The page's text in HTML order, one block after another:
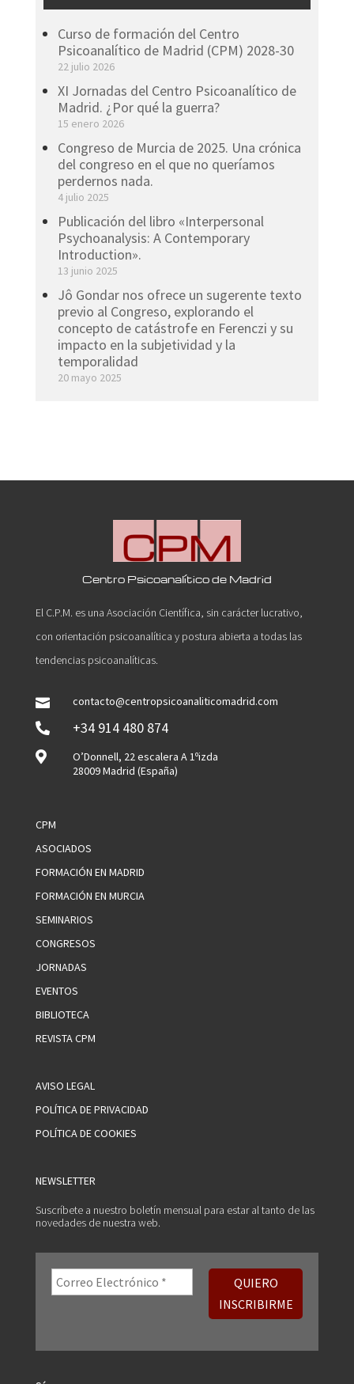
Curso de formación del Centro
Psicoanalítico de Madrid (CPM) 2028-30
22 julio 2026
XI Jornadas del Centro Psicoanalítico de
Madrid. ¿Por qué la guerra?
15 enero 2026
Congreso de Murcia de 2025. Una crónica
del congreso en el que no queríamos
perdernos nada.
4 julio 2025
Publicación del libro «Interpersonal
Psychoanalysis: A Contemporary
Introduction».
13 junio 2025
Jô Gondar nos ofrece un sugerente texto
previo al Congreso, explorando el
concepto de catástrofe en Ferenczi y su
impacto en la subjetividad y la
temporalidad
20 mayo 2025
Centro Psicoanalítico de Madrid
El C.P.M. es una Asociación Científica, sin carácter lucrativo,
con orientación psicoanalítica y postura abierta a todas las
tendencias psicoanalíticas.

contacto@centropsicoanaliticomadrid.com

+34 914 480 874

O’Donnell, 22 escalera A 1ºizda
28009 Madrid (España)
CPM
ASOCIADOS
FORMACIÓN EN MADRID
FORMACIÓN EN MURCIA
SEMINARIOS
CONGRESOS
JORNADAS
EVENTOS
BIBLIOTECA
REVISTA CPM
AVISO LEGAL
POLÍTICA DE PRIVACIDAD
POLÍTICA DE COOKIES
NEWSLETTER
Suscríbete a nuestro boletín mensual para estar al tanto de las
novedades de nuestra web.